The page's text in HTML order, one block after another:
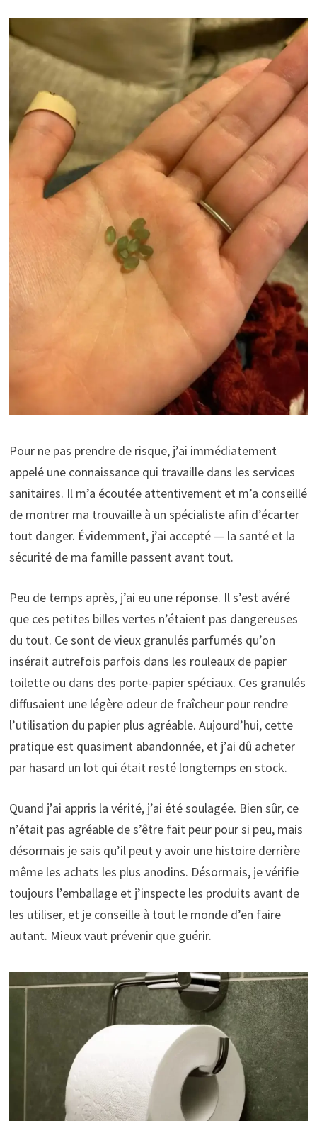
Pour ne pas prendre de risque, j’ai immédiatement
appelé une connaissance qui travaille dans les services
sanitaires. Il m’a écoutée attentivement et m’a conseillé
de montrer ma trouvaille à un spécialiste afin d’écarter
tout danger. Évidemment, j’ai accepté — la santé et la
sécurité de ma famille passent avant tout.
Peu de temps après, j’ai eu une réponse. Il s’est avéré
que ces petites billes vertes n’étaient pas dangereuses
du tout. Ce sont de vieux granulés parfumés qu’on
insérait autrefois parfois dans les rouleaux de papier
toilette ou dans des porte-papier spéciaux. Ces granulés
diffusaient une légère odeur de fraîcheur pour rendre
l’utilisation du papier plus agréable. Aujourd’hui, cette
pratique est quasiment abandonnée, et j’ai dû acheter
par hasard un lot qui était resté longtemps en stock.
Quand j’ai appris la vérité, j’ai été soulagée. Bien sûr, ce
n’était pas agréable de s’être fait peur pour si peu, mais
désormais je sais qu’il peut y avoir une histoire derrière
même les achats les plus anodins. Désormais, je vérifie
toujours l’emballage et j’inspecte les produits avant de
les utiliser, et je conseille à tout le monde d’en faire
autant. Mieux vaut prévenir que guérir.